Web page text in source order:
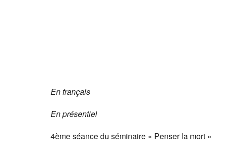
En français
En présentiel
4ème séance du séminaire « Penser la mort »